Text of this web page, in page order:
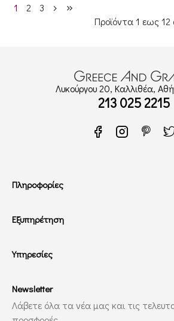
1 2
3
Προϊόντα 1 εως 12
Λυκούργου 20, Καλλιθέα,
213 025 2215
Πληροφορίες
Εξυπηρέτηση
Υπηρεσίες
Newsletter
Λάβετε όλα τα νέα μας και τις